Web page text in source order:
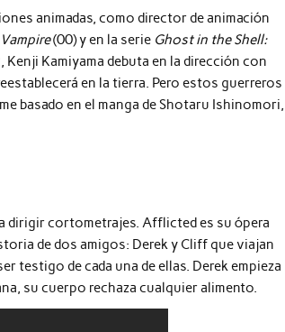
animadas, como director de animación
(00) y en la serie Ghost in the Shell:
Kamiyama debuta en la dirección con
en la tierra. Pero estos guerreros
basado en el manga de Shotaru Ishinomori,
dirigir cortometrajes. Afflicted es su ópera
de dos amigos: Derek y Cliff que viajan
testigo de cada una de ellas. Derek empieza
su cuerpo rechaza cualquier alimento.